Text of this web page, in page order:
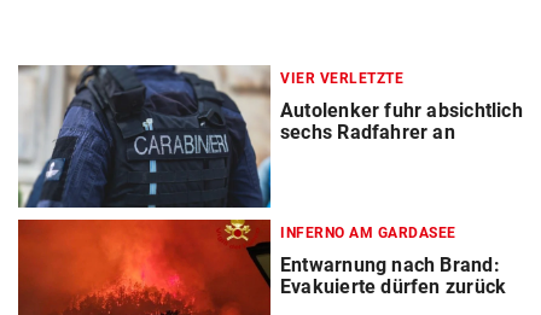
VIER VERLETZTE
Autolenker fuhr absichtlich
sechs Radfahrer an
INFERNO AM GARDASEE
Entwarnung nach Brand:
Evakuierte dürfen zurück